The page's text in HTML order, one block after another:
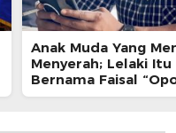
Anak Muda Yang
Menyerah; Lelaki Itu
Bernama Faisal